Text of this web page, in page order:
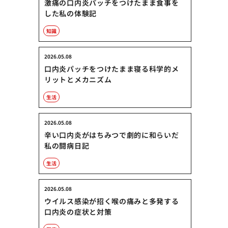
激痛の口内炎パッチをつけたまま食事を
した私の体験記
知識
口内炎パッチをつけたまま寝る科学的メ
リットとメカニズム
2026.05.08
生活
辛い口内炎がはちみつで劇的に和らいだ
私の闘病日記
2026.05.08
生活
ウイルス感染が招く喉の痛みと多発する
口内炎の症状と対策
2026.05.08